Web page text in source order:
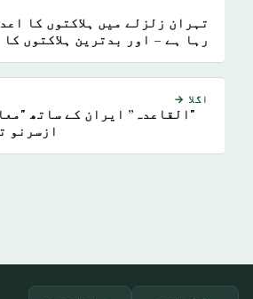
تہران زلزلے میں ہلاکتوں کا
رہا ہے – اور بدترین ہلاکتوں کا
اگلا →
"القاعدہ” ایران کے ساتھ
ازسرنو